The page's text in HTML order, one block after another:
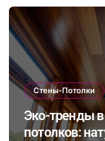
Стены-Потолки
Эко-тренды в
потолков: